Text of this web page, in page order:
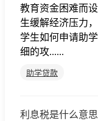
教育资金困难而
生缓解经济压力
学生如何申请助
细的攻......
助学贷款
利息税是什么意